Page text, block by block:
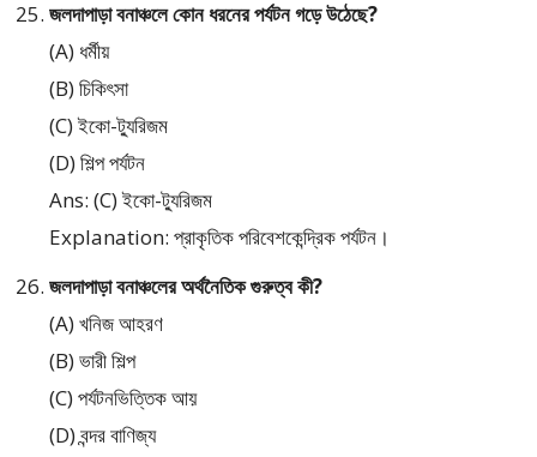
জলদাপাড়া বনাঞ্চলে কোন ধরনের পর্যটন গড়ে উঠেছে?
(A) ধর্মীয়
(B) চিকিৎসা
(C) ইকো-ট্যুরিজম
(D) শিল্প পর্যটন
Ans: (C) ইকো-ট্যুরিজম
Explanation: প্রাকৃতিক পরিবেশকেন্দ্রিক পর্যটন।
জলদাপাড়া বনাঞ্চলের অর্থনৈতিক গুরুত্ব কী?
(A) খনিজ আহরণ
(B) ভারী শিল্প
(C) পর্যটনভিত্তিক আয়
(D) বন্দর বাণিজ্য